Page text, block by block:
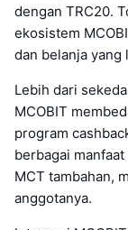
dengan TRC20.
ekosistem
dan belanja yang
Lebih dari
MCOBIT
program
berbagai
MCT tambahan,
anggotanya.